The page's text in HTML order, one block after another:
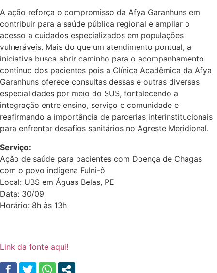
A ação reforça o compromisso da Afya Garanhuns em
contribuir para a saúde pública regional e ampliar o
acesso a cuidados especializados em populações
vulneráveis. Mais do que um atendimento pontual, a
iniciativa busca abrir caminho para o acompanhamento
contínuo dos pacientes pois a Clínica Acadêmica da Afya
Garanhuns oferece consultas dessas e outras diversas
especialidades por meio do SUS, fortalecendo a
integração entre ensino, serviço e comunidade e
reafirmando a importância de parcerias interinstitucionais
para enfrentar desafios sanitários no Agreste Meridional.
Serviço:
Ação de saúde para pacientes com Doença de Chagas
com o povo indígena Fulni-ô
Local: UBS em Águas Belas, PE
Data: 30/09
Horário: 8h às 13h
Link da fonte aqui!